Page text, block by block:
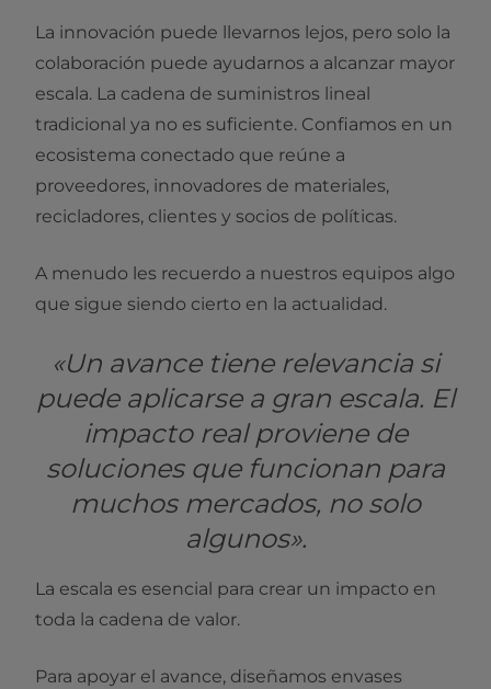
La innovación puede llevarnos lejos, pero solo la
colaboración puede ayudarnos a alcanzar mayor
escala. La cadena de suministros lineal
tradicional ya no es suficiente. Confiamos en un
ecosistema conectado que reúne a
proveedores, innovadores de materiales,
recicladores, clientes y socios de políticas.
A menudo les recuerdo a nuestros equipos algo
que sigue siendo cierto en la actualidad.
«Un avance tiene relevancia si
puede aplicarse a gran escala. El
impacto real proviene de
soluciones que funcionan para
muchos mercados, no solo
algunos».
La escala es esencial para crear un impacto en
toda la cadena de valor.
Para apoyar el avance, diseñamos envases